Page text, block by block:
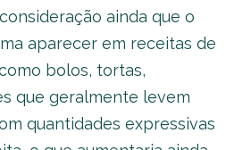
ainda que o
aparecer em receitas de
bolos, tortas,
que geralmente levem
quantidades expressivas